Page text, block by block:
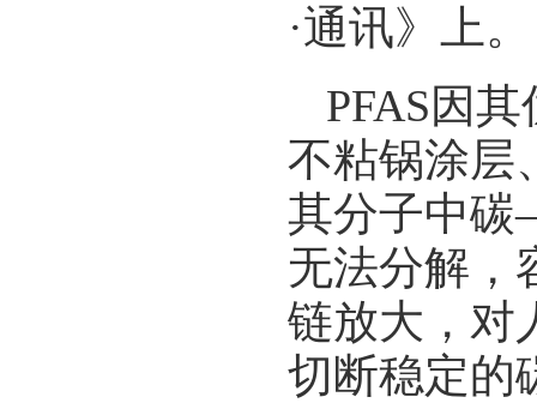
·通讯》上。
PFAS因
不粘锅涂层
其分子中碳
无法分解，
链放大，对
切断稳定的